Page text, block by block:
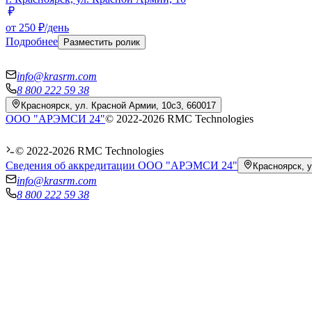
от 250 ₽/день
Подробнее Разместить ролик
info@krasrm.com
8 800 222 59 38
Красноярск, ул. Красной Армии, 10с3, 660017
ООО "АРЭМСИ 24"© 2022-2026 RMC Technologies
© 2022-2026 RMC Technologies
Сведения об аккредитации ООО "АРЭМСИ 24"
Красноярск,
info@krasrm.com
8 800 222 59 38